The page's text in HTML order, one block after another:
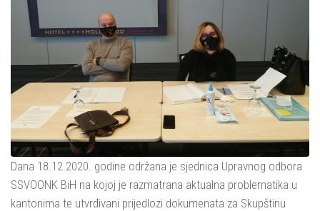
Dana 18.12.2020. godine održana je sjednica Upravnog odbora
SSVOONK BiH na kojoj je razmatrana aktualna problematika u
kantonima te utvrđivani prijedlozi dokumenata za Skupštinu